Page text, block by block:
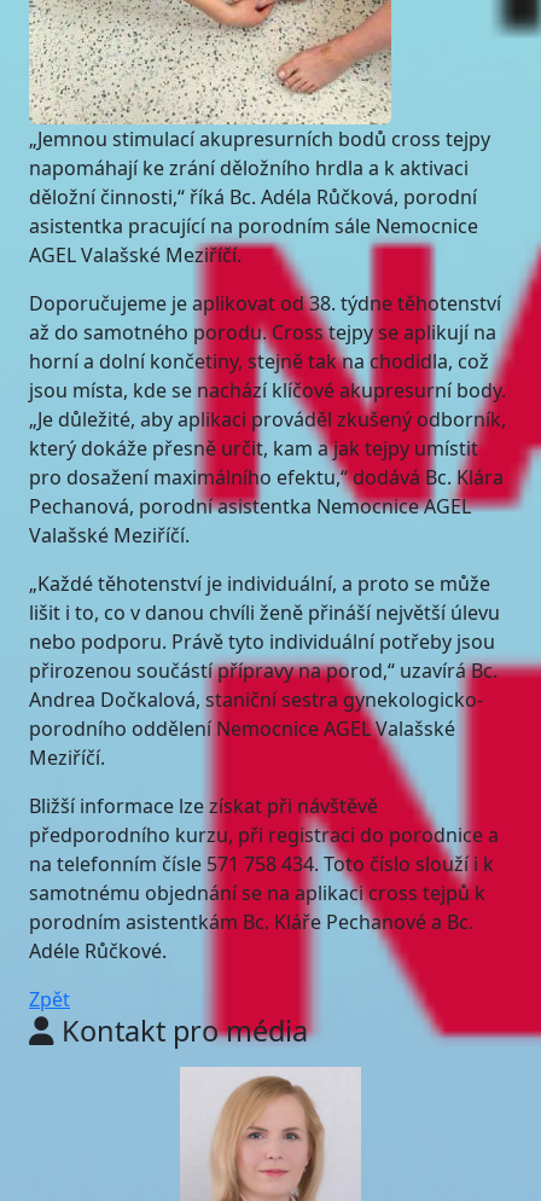
„Jemnou stimulací akupresurních bodů cross tejpy
napomáhají ke zrání děložního hrdla a k aktivaci
děložní činnosti,“ říká Bc. Adéla Růčková, porodní
asistentka pracující na porodním sále Nemocnice
AGEL Valašské Meziříčí.
Doporučujeme je aplikovat od 38. týdne těhotenství
až do samotného porodu. Cross tejpy se aplikují na
horní a dolní končetiny, stejně tak na chodidla, což
jsou místa, kde se nachází klíčové akupresurní body.
„Je důležité, aby aplikaci prováděl zkušený odborník,
který dokáže přesně určit, kam a jak tejpy umístit
pro dosažení maximálního efektu,“ dodává Bc. Klára
Pechanová, porodní asistentka Nemocnice AGEL
Valašské Meziříčí.
„Každé těhotenství je individuální, a proto se může
lišit i to, co v danou chvíli ženě přináší největší úlevu
nebo podporu. Právě tyto individuální potřeby jsou
přirozenou součástí přípravy na porod,“ uzavírá Bc.
Andrea Dočkalová, staniční sestra gynekologicko-
porodního oddělení Nemocnice AGEL Valašské
Meziříčí.
Bližší informace lze získat při návštěvě
předporodního kurzu, při registraci do porodnice a
na telefonním čísle 571 758 434. Toto číslo slouží i k
samotnému objednání se na aplikaci cross tejpů k
porodním asistentkám Bc. Kláře Pechanové a Bc.
Adéle Růčkové.
Zpět
Kontakt pro média